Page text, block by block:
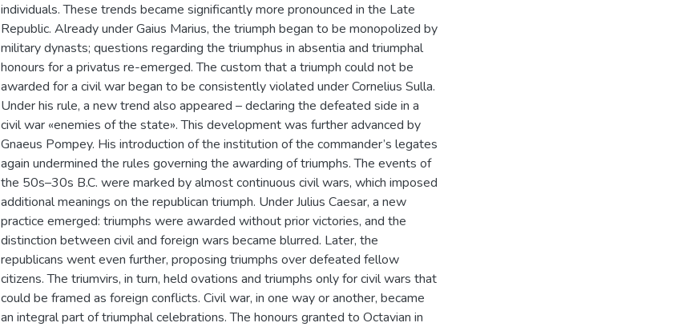
individuals. These trends became significantly more pronounced in the Late
Republic. Already under Gaius Marius, the triumph began to be monopolized by
military dynasts; questions regarding the triumphus in absentia and triumphal
honours for a privatus re-emerged. The custom that a triumph could not be
awarded for a civil war began to be consistently violated under Cornelius Sulla.
Under his rule, a new trend also appeared – declaring the defeated side in a
civil war «enemies of the state». This development was further advanced by
Gnaeus Pompey. His introduction of the institution of the commander’s legates
again undermined the rules governing the awarding of triumphs. The events of
the 50s–30s B.C. were marked by almost continuous civil wars, which imposed
additional meanings on the republican triumph. Under Julius Caesar, a new
practice emerged: triumphs were awarded without prior victories, and the
distinction between civil and foreign wars became blurred. Later, the
republicans went even further, proposing triumphs over defeated fellow
citizens. The triumvirs, in turn, held ovations and triumphs only for civil wars that
could be framed as foreign conflicts. Civil war, in one way or another, became
an integral part of triumphal celebrations. The honours granted to Octavian in